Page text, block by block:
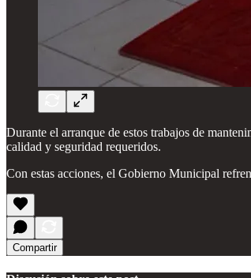
Durante el arranque de estos trabajos de
calidad y seguridad requeridos.
Con estas acciones, el Gobierno Municipal
Compartir